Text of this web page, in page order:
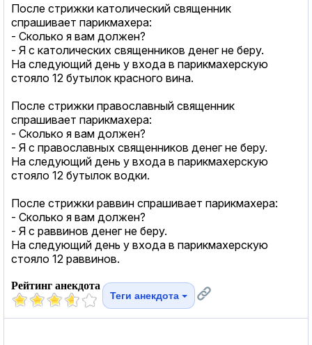
После стрижки католический священник
спрашивает парикмахера:
- Сколько я вам должен?
- Я с католических священников денег не беру.
На следующий день у входа в парикмахерскую
стояло 12 бутылок красного вина.
После стрижки православный священник
спрашивает парикмахера:
- Сколько я вам должен?
- Я с православных священников денег не беру.
На следующий день у входа в парикмахерскую
стояло 12 бутылок водки.
После стрижки раввин спрашивает парикмахера:
- Сколько я вам должен?
- Я с раввинов денег не беру.
На следующий день у входа в парикмахерскую
стояло 12 раввинов.
Рейтинг анекдота
Теги анекдота